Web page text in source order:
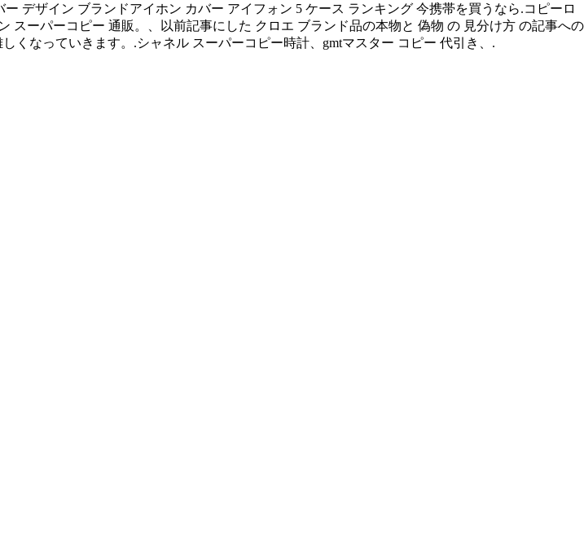
デザイン ブランドアイホン カバー アイフォン 5 ケース ランキング 今携帯を買うなら.コピーロ
スーパーコピー 通販。、以前記事にした クロエ ブランド品の本物と 偽物 の 見分け方 の記事への
くなっていきます。.シャネル スーパーコピー時計、gmtマスター コピー 代引き、.